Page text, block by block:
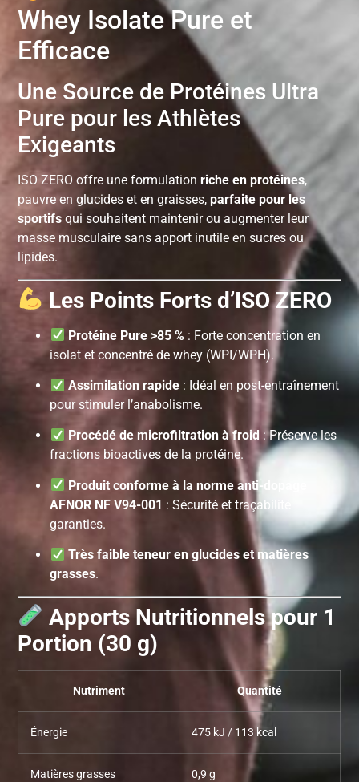
Whey Isolate Pure et
Efficace
Une Source de Protéines Ultra
Pure pour les Athlètes
Exigeants
ISO ZERO offre une formulationriche en protéines,
pauvre en glucides et en graisses,parfaite pour les
sportifs qui souhaitent maintenir ou augmenter leur
masse musculaire sans apport inutile en sucres ou
lipides.
Les Points Forts d’ISO ZERO
Protéine Pure >85 %: Forte concentration en
isolat et concentré de whey (WPI/WPH).
Assimilation rapide: Idéal en post-entraînement
pour stimuler l’anabolisme.
Procédé de microfiltration à froid : Préserve les
fractions bioactives de la protéine.
Produit conforme à la norme anti-dopage
AFNOR NF V94-001 : Sécurité et traçabilité
garanties.
Très faible teneur en glucides et matières
grasses.
Apports Nutritionnels pour 1
Portion (30 g)
Nutriment Quantité
Énergie 475 kJ / 113 kcal
Matières grasses 0,9 g